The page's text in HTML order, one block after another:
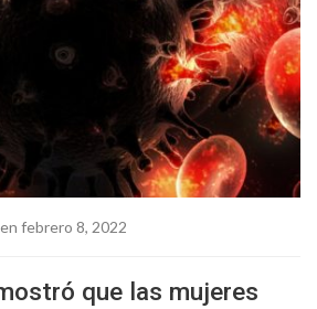
en febrero 8, 2022
que las mujeres